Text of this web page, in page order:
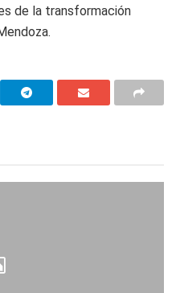
de la transformación